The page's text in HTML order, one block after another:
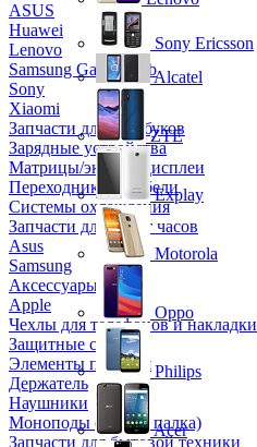
ASUS
Huawei
Lenovo
Samsung Galaxy Tab
Sony
Xiaomi
Запчасти для ноутбуков
Зарядные устройства
Матрицы/экраны/дисплеи
Переходники и кабели
Системы охлаждения
Запчасти для смарт часов
Asus
Samsung
Аксессуары
Apple
Чехлы для телефонов и накладки
Защитные стекла
Элементы питания
Держатель
Наушники
Моноподы (Селфи палка)
Запчасти для бытовой техники
Sony Ericsson
Alcatel
ZTE
Explay
Motorola
Oppo
Philips
Acer